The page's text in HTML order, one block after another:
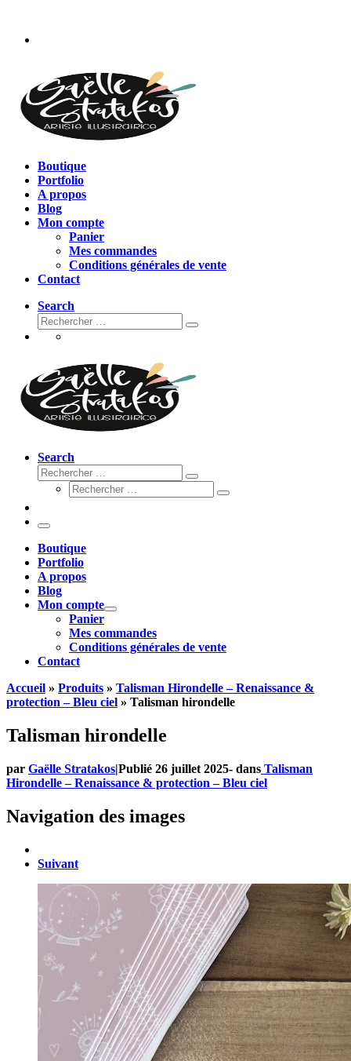
contenu
Boutique
Portfolio
A propos
Blog
Mon compte
Panier
Mes commandes
Conditions générales de vente
Contact
Search
Rechercher
Rechercher
Search
Rechercher
Rechercher
Rechercher
Rechercher
Menu
Boutique
Portfolio
A propos
Blog
Mon compte
Panier
Mes commandes
Conditions générales de vente
Contact
Accueil » Produits » Talisman Hirondelle – Renaissance &
protection – Bleu ciel » Talisman hirondelle
Talisman hirondelle
par Gaëlle Stratakos|Publié 26 juillet 2025- dans Talisman
Hirondelle – Renaissance & protection – Bleu ciel
Navigation des images
Suivant